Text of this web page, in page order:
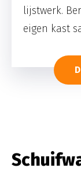
lijstwerk.
eigen kast